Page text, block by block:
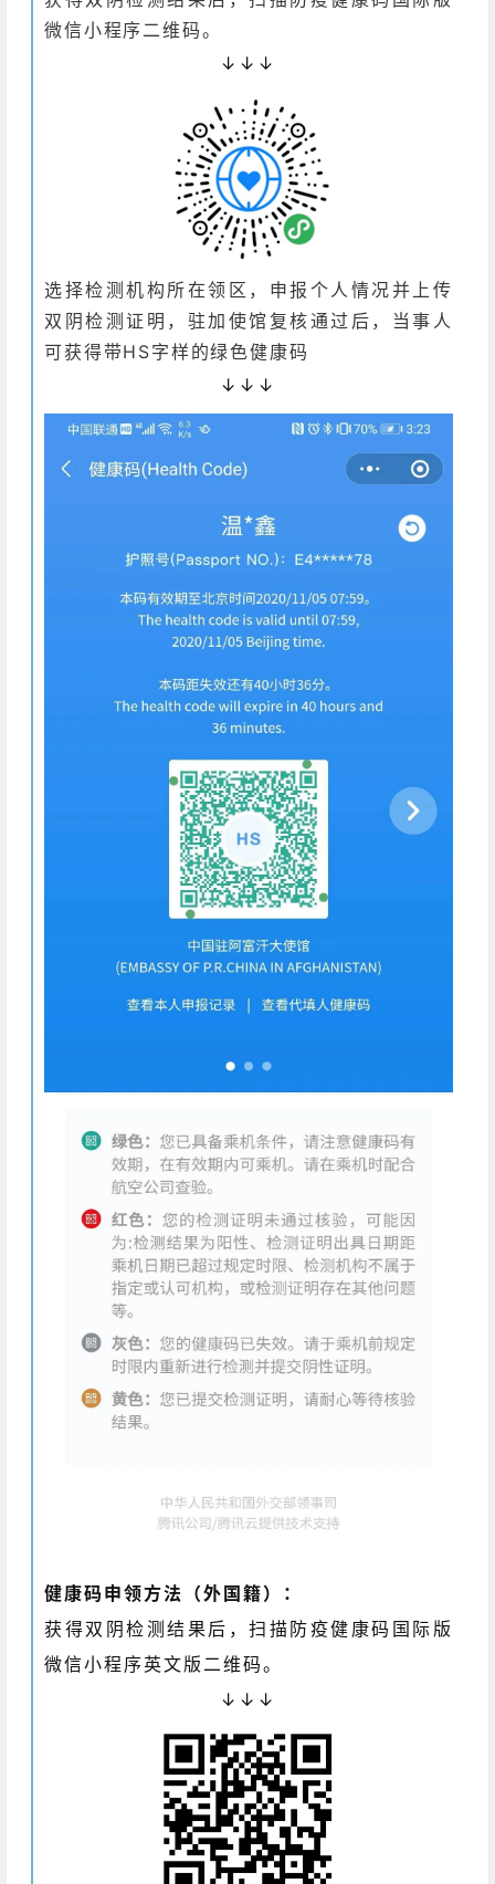
微信小程序二维码。
↓↓↓
选择检测机构所在领区，申报个人情况并上传
双阴检测证明，驻加使馆复核通过后，当事人
可获得带HS字样的绿色健康码
↓↓↓
健康码申领方法（外国籍）：
获得双阴检测结果后，扫描防疫健康码国际版
微信小程序英文版二维码。
↓↓↓